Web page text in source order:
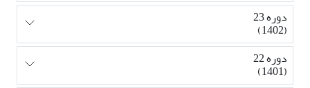
دوره 23
(1402)
دوره 22
(1401)